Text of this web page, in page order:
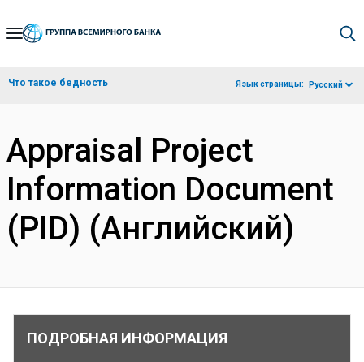
Skip
Navigation
Что такое бедность Язык страницы: Русский
Appraisal Project
Information Document
(PID) (Английский)
ПОДРОБНАЯ ИНФОРМАЦИЯ